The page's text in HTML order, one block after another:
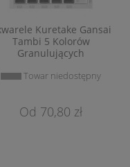
Kuretake Gansai
Tambi 5 Kolorów
Granulujących
Towar niedostępny
70,80 zł